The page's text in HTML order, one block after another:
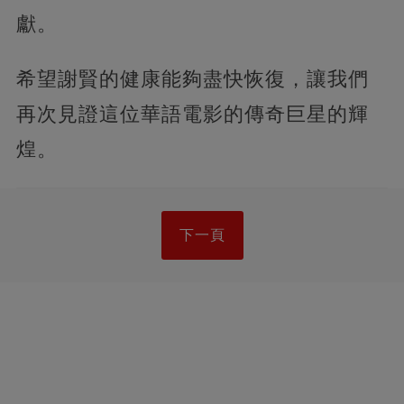
獻。
希望謝賢的健康能夠盡快恢復，讓我們
再次見證這位華語電影的傳奇巨星的輝
煌。
下一頁